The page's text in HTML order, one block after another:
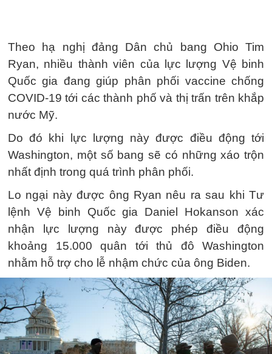
Theo hạ nghị đảng Dân chủ bang Ohio Tim
Ryan, nhiều thành viên của lực lượng Vệ binh
Quốc gia đang giúp phân phối vaccine chống
COVID-19 tới các thành phố và thị trấn trên khắp
nước Mỹ.
Do đó khi lực lượng này được điều động tới
Washington, một số bang sẽ có những xáo trộn
nhất định trong quá trình phân phối.
Lo ngại này được ông Ryan nêu ra sau khi Tư
lệnh Vệ binh Quốc gia Daniel Hokanson xác
nhận lực lượng này được phép điều động
khoảng 15.000 quân tới thủ đô Washington
nhằm hỗ trợ cho lễ nhậm chức của ông Biden.